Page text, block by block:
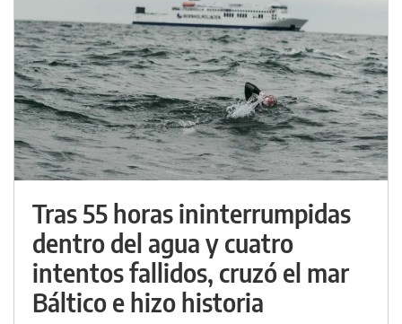
Tras 55 horas ininterrumpidas
dentro del agua y cuatro
intentos fallidos, cruzó el mar
Báltico e hizo historia